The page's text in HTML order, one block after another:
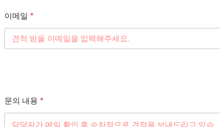
이메일 *
문의 내용 *